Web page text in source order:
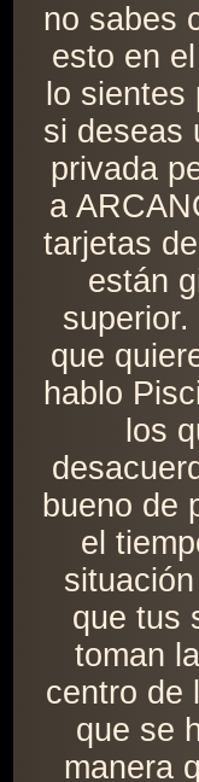
no sabes
esto en
lo
si deseas
privada
a
tarjetas
están
que
hablo
los
bueno de
el
que tus
toman
centro de
que se
manera